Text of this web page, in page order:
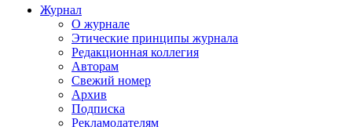
Журнал
О журнале
Этические принципы журнала
Редакционная коллегия
Авторам
Свежий номер
Архив
Подписка
Рекламодателям